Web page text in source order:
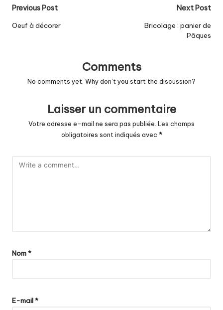
Post
navigation
Previous Post
Oeuf à décorer
Next Post
Bricolage : panier de
Pâques
Comments
No comments yet. Why don’t you start the discussion?
Laisser un commentaire
Votre adresse e-mail ne sera pas publiée. Les champs
obligatoires sont indiqués avec *
Nom*
E-mail*